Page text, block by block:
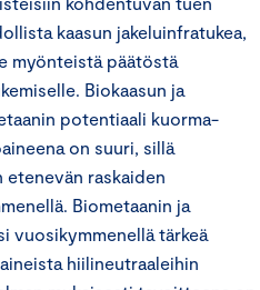
kaasun jakeluinfratukea,
myönteistä päätöstä
Biokaasun ja
potentiaali kuorma-
on suuri, sillä
etenevän raskaiden
Biometaanin ja
vuosikymmenellä tärkeä
hiilineutraaleihin